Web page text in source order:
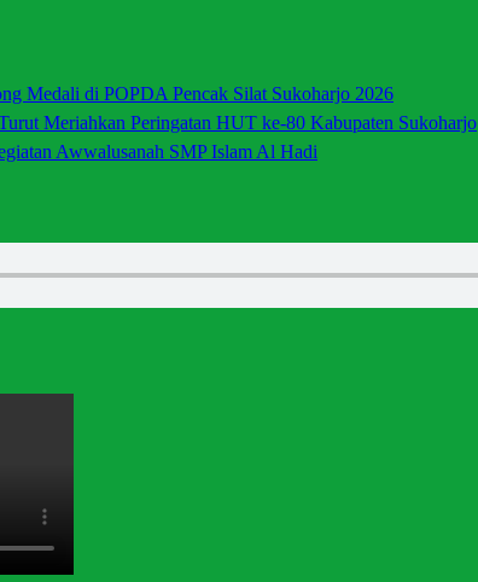
Medali di POPDA Pencak Silat Sukoharjo 2026
Meriahkan Peringatan HUT ke-80 Kabupaten Sukoharjo
Awwalusanah SMP Islam Al Hadi